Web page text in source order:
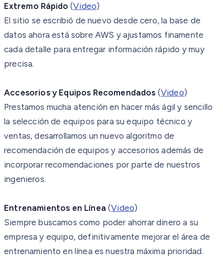
Extremo Rápido(Video)
El sitio se escribió de nuevo desde cero, la base de
datos ahora está sobre AWS y ajustamos finamente
cada detalle para entregar información rápido y muy
precisa.
Accesorios y Equipos Recomendados (Video)
Prestamos mucha atención en hacer más ágil y sencillo
la selección de equipos para su equipo técnico y
ventas, desarrollamos un nuevo algoritmo de
recomendación de equipos y accesorios además de
incorporar recomendaciones por parte de nuestros
ingenieros.
Entrenamientos en Línea(Video)
Siempre buscamos como poder ahorrar dinero a su
empresa y equipo, definitivamente mejorar el área de
entrenamiento en línea es nuestra máxima prioridad.